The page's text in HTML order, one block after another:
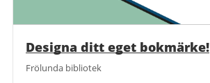
Designa ditt eget bokmärke!
Frölunda bibliotek